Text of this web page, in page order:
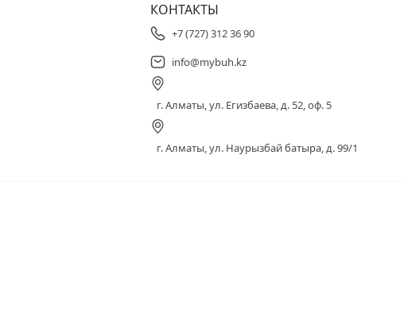
КОНТАКТЫ
+7 (727) 312 36 90
info@mybuh.kz
г. Алматы, ул. Егизбаева, д. 52, оф. 5
г. Алматы, ул. Наурызбай батыра, д. 99/1